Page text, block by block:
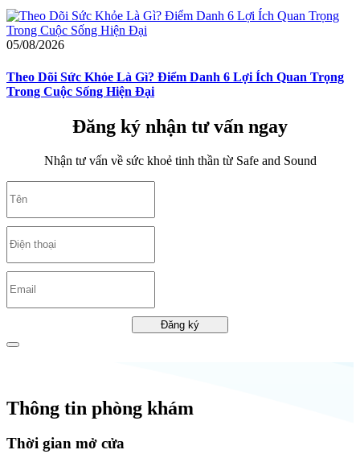
05/08/2026
Theo Dõi Sức Khỏe Là Gì? Điểm Danh 6 Lợi Ích Quan Trọng
Trong Cuộc Sống Hiện Đại
Đăng ký nhận tư vấn ngay
Nhận tư vấn về sức khoẻ tinh thần từ Safe and Sound
Đăng ký
Thông tin phòng khám
Thời gian mở cửa